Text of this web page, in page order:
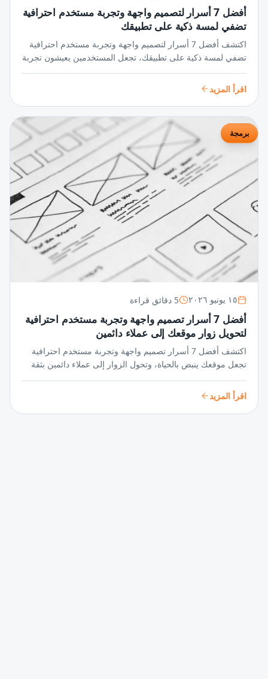
أفضل 7 أسرار لتصميم واجهة وتجربة مستخدم احترافية
تضفي لمسة ذكية على تطبيقك
اكتشف أفضل 7 أسرار لتصميم واجهة وتجربة مستخدم احترافية
تضفي لمسة ذكية على تطبيقك، تجعل المستخدمين يعيشون تجربة
اقرأ المزيد
برمجة
١٥ يونيو ٢٠٢٦ 5 دقائق قراءة
أفضل 7 أسرار تصميم واجهة وتجربة مستخدم احترافية
لتحويل زوار موقعك إلى عملاء دائمين
اكتشف أفضل 7 أسرار تصميم واجهة وتجربة مستخدم احترافية
تجعل موقعك ينبض بالحياة، وتحول الزوار إلى عملاء دائمين بثقة
اقرأ المزيد